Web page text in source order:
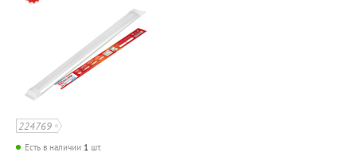
224769
Есть в наличии 1 шт.